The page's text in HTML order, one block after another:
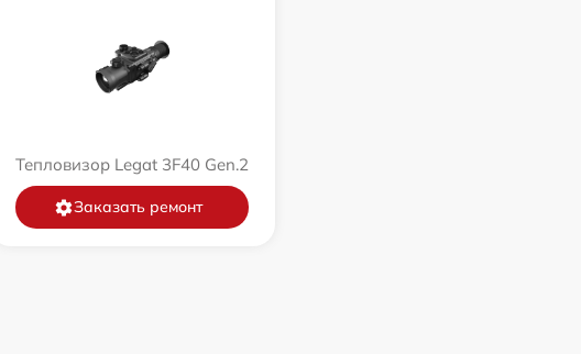
Тепловизор Legat 3F40 Gen.2
Заказать ремонт